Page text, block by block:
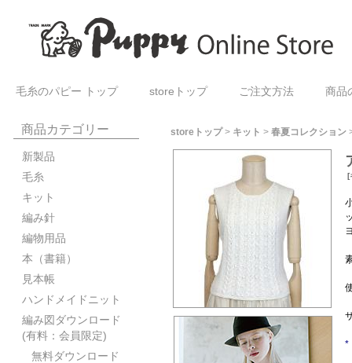
毛糸のパピー トップ storeトップ ご注文方法 商品
商品カテゴリー
新製品
毛糸
キット
編み針
編物用品
本（書籍）
見本帳
ハンドメイドニット
編み図ダウンロード
(有料：会員限定)
無料ダウンロード
storeトップ> キット > 春夏コレクション
[
*